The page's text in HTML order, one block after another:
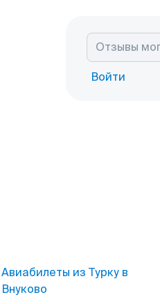
Войти
Авиабилеты из Турку в
Внуково